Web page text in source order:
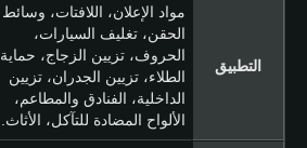
التطبيق
مواد الإعلان، اللافتات، وسائط
الحقن، تغليف السيارات،
الحروف، تزيين الزجاج، حماية
الطلاء، تزيين الجدران، تزيين
الداخلية، الفنادق والمطاعم،
الألواح المضادة للتآكل، الأثاث.